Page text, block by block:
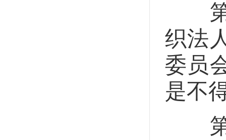
第
织法
委员
是不
第